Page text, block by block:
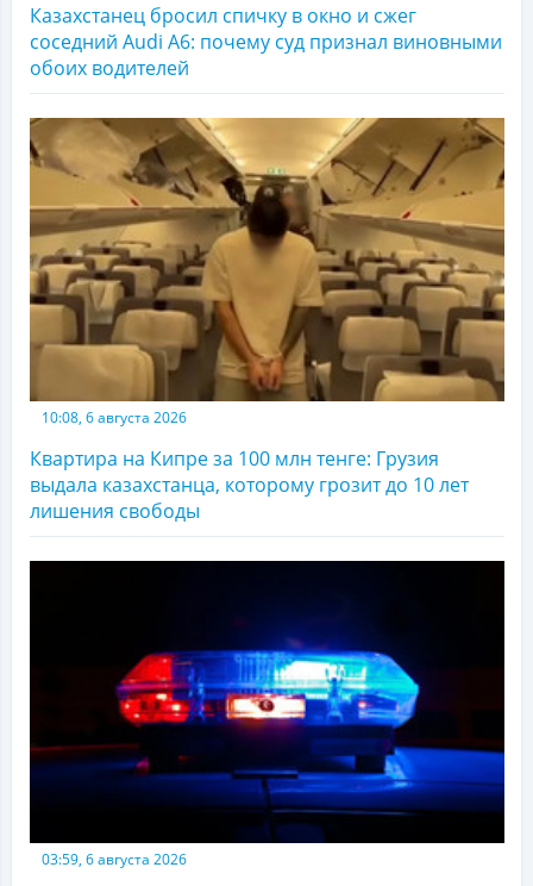
Казахстанец бросил спичку в окно и сжег
соседний Audi A6: почему суд признал виновными
обоих водителей
10:08, 6 августа 2026
Квартира на Кипре за 100 млн тенге: Грузия
выдала казахстанца, которому грозит до 10 лет
лишения свободы
03:59, 6 августа 2026